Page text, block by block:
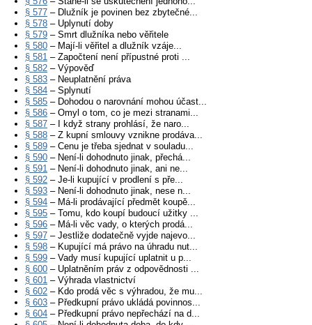
§ 577 – Dlužník je povinen bez zbytečné...
§ 578 – Uplynutí doby
§ 579 – Smrt dlužníka nebo věřitele
§ 580 – Mají-li věřitel a dlužník vzáje...
§ 581 – Započtení není přípustné proti ...
§ 582 – Výpověď
§ 583 – Neuplatnění práva
§ 584 – Splynutí
§ 585 – Dohodou o narovnání mohou účast...
§ 586 – Omyl o tom, co je mezi stranami...
§ 587 – I když strany prohlásí, že naro...
§ 588 – Z kupní smlouvy vznikne prodáva...
§ 589 – Cenu je třeba sjednat v souladu...
§ 590 – Není-li dohodnuto jinak, přechá...
§ 591 – Není-li dohodnuto jinak, ani ne...
§ 592 – Je-li kupující v prodlení s pře...
§ 593 – Není-li dohodnuto jinak, nese n...
§ 594 – Má-li prodávající předmět koupě...
§ 595 – Tomu, kdo koupí budoucí užitky ...
§ 596 – Má-li věc vady, o kterých prodá...
§ 597 – Jestliže dodatečně vyjde najevo...
§ 598 – Kupující má právo na úhradu nut...
§ 599 – Vady musí kupující uplatnit u p...
§ 600 – Uplatněním práv z odpovědnosti ...
§ 601 – Výhrada vlastnictví
§ 602 – Kdo prodá věc s výhradou, že mu...
§ 603 – Předkupní právo ukládá povinnos...
§ 604 – Předkupní právo nepřechází na d...